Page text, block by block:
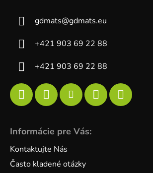
gdmats@gdmats.eu
+421 903 69 22 88
+421 903 69 22 88
Informácie pre Vás:
Kontaktujte Nás
Často kladené otázky